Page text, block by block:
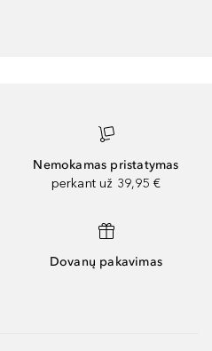
Nemokamas pristatymas
perkant už 39,95 €
Dovanų pakavimas